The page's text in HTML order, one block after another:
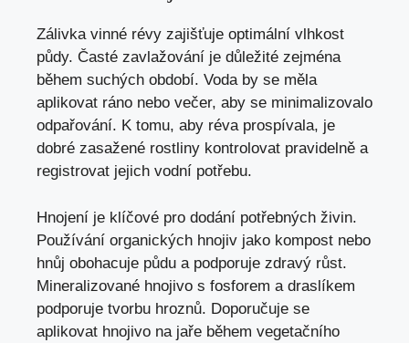
Zálivka vinné révy zajišťuje optimální vlhkost
půdy. Časté zavlažování je důležité zejména
během suchých období. Voda by se měla
aplikovat ráno nebo večer, aby se minimalizovalo
odpařování. K tomu, aby réva prospívala, je
dobré zasažené rostliny kontrolovat pravidelně a
registrovat jejich vodní potřebu.
Hnojení je klíčové pro dodání potřebných živin.
Používání organických hnojiv jako kompost nebo
hnůj obohacuje půdu a podporuje zdravý růst.
Mineralizované hnojivo s fosforem a draslíkem
podporuje tvorbu hroznů. Doporučuje se
aplikovat hnojivo na jaře během vegetačního